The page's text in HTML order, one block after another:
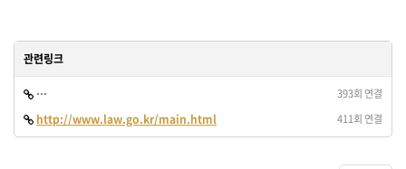
관련링크
http://www.law.go.kr/ 393회 연결
http://www.law.go.kr/main.html 411회 연결